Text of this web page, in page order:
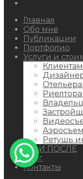
Главная
Обо мне
Публикации
Портфолио
Услуги и
Ретушь
ДО И ПОСЛЕ
Блог
Контакты